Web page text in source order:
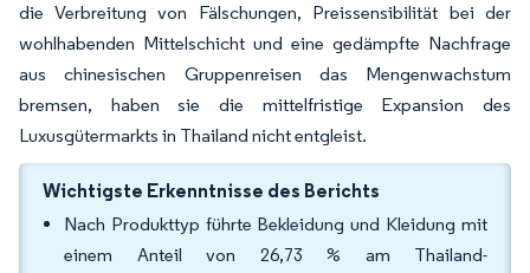
die Verbreitung von Fälschungen, Preissensibilität bei der
wohlhabenden Mittelschicht und eine gedämpfte Nachfrage
aus chinesischen Gruppenreisen das Mengenwachstum
bremsen, haben sie die mittelfristige Expansion des
Luxusgütermarkts in Thailand nicht entgleist.
Wichtigste Erkenntnisse des Berichts
Nach Produkttyp führte Bekleidung und Kleidung mit
einem Anteil von 26,73 % am Thailand-